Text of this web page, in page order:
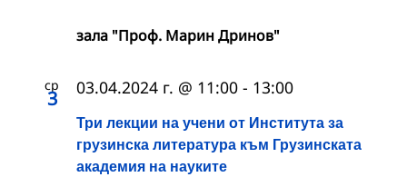
зала "Проф. Марин Дринов"
ср
3
Три лекции на учени от Института за
грузинска литература към Грузинската
академия на науките
03.04.2024 г. @ 11:00 - 13:00